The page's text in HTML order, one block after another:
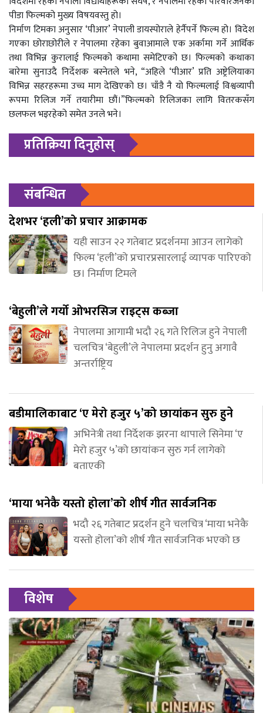
पीडा फिल्मको मुख्य विषयवस्तु हो।
निर्माण टिमका अनुसार ‘पीआर’ नेपाली डायस्पोराले हेर्नैपर्ने फिल्म हो। विदेश
गएका छोराछोरीले र नेपालमा रहेका बुवाआमाले एक अर्कामा गर्ने आर्थिक
तथा विभिन्न कुरालाई फिल्मको कथामा समेटिएको छ। फिल्मको कथाका
बारेमा सुनाउदै निर्देशक बस्नेतले भने, “अहिले ‘पीआर’ प्रति अष्ट्रेलियाका
विभिन्न सहरहरूमा उच्च माग देखिएको छ। चाँडै नै यो फिल्मलाई विश्वव्यापी
रूपमा रिलिज गर्ने तयारीमा छौं।”फिल्मको रिलिजका लागि वितरकसँग
छलफल भइरहेको समेत उनले भने।
प्रतिक्रिया दिनुहोस्
संबन्धित
देशभर ‘हली’को प्रचार आक्रामक
यही साउन २२ गतेबाट प्रदर्शनमा आउन लागेको
फिल्म ‘हली’को प्रचारप्रसारलाई व्यापक पारिएको
छ। निर्माण टिमले
‘बेहुली’ले गर्यो ओभरसिज राइट्स कब्जा
नेपालमा आगामी भदौ २६ गते रिलिज हुने नेपाली
चलचित्र ‘बेहुली’ले नेपालमा प्रदर्शन हुनु अगावै
अन्तर्राष्ट्रिय
बडीमालिकाबाट ‘ए मेरो हजुर ५’को छायांकन सुरु हुने
अभिनेत्री तथा निर्देशक झरना थापाले सिनेमा ‘ए
मेरो हजुर ५’को छायांकन सुरु गर्न लागेको
बताएकी
‘माया भनेकै यस्तो होला’को शीर्ष गीत सार्वजनिक
भदौ २६ गतेबाट प्रदर्शन हुने चलचित्र ‘माया भनेकै
यस्तो होला’को शीर्ष गीत सार्वजनिक भएको छ
विशेष